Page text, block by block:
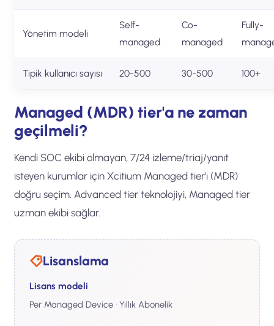
Yönetim modeli
Self-
managed
Co-
managed
Fully-
Tipik kullanıcı sayısı 20-500 30-500 100+
Managed (MDR) tier'a ne zaman
geçilmeli?
Kendi SOC ekibi olmayan, 7/24 izleme/triaj/yanıt
isteyen kurumlar için Xcitium Managed tier'ı (MDR)
doğru seçim. Advanced tier teknolojiyi, Managed tier
uzman ekibi sağlar.
Lisanslama
Lisans modeli
Per Managed Device · Yıllık Abonelik